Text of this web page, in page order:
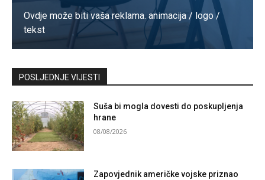
Ovdje može biti vaša reklama. animacija / logo /
tekst
Kontaktirajte nas
POSLJEDNJE VIJESTI
Suša bi mogla dovesti do poskupljenja
hrane
08/08/2026
Zapovjednik američke vojske priznao